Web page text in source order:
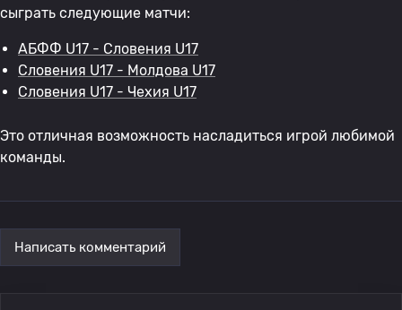
сыграть следующие матчи:
АБФФ U17 - Словения U17
Словения U17 - Молдова U17
Словения U17 - Чехия U17
Это отличная возможность насладиться игрой любимой
команды.
Написать комментарий